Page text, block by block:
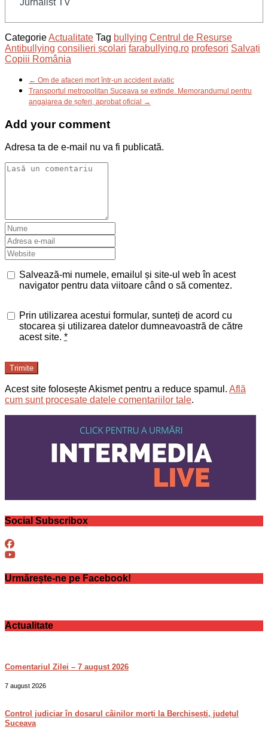
CategorieActualitate Tag bullying Centrul de Resurse
Antibullying consilieri școlari farabullying.ro profesori Salvați
Copiii România
← Om de afaceri mort într-un accident aviatic
Transportul metropolitan Suceava se extinde. Memorandumul pentru
angajarea de șoferi, aprobat oficial →
Add your comment
Adresa ta de e-mail nu va fi publicată.
Salvează-mi numele, emailul și site-ul web în acest
navigator pentru data viitoare când o să comentez.
Prin utilizarea acestui formular, sunteți de acord cu
stocarea și utilizarea datelor dumneavoastră de către
acest site. *
Trimite
Acest site folosește Akismet pentru a reduce spamul. Află
cum sunt procesate datele comentariilor tale.
Social Subscribox
Urmărește-ne pe Facebook!
Actualitate
Comentariul Zilei – 7 august 2026
7 august 2026
Control judiciar în dosarul câinilor morți la Berchișești, județul
Suceava